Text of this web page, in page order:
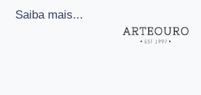
Saiba mais...